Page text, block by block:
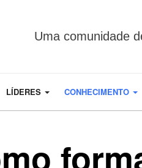
Uma comunidade
LÍDERES CONHECIMENTO